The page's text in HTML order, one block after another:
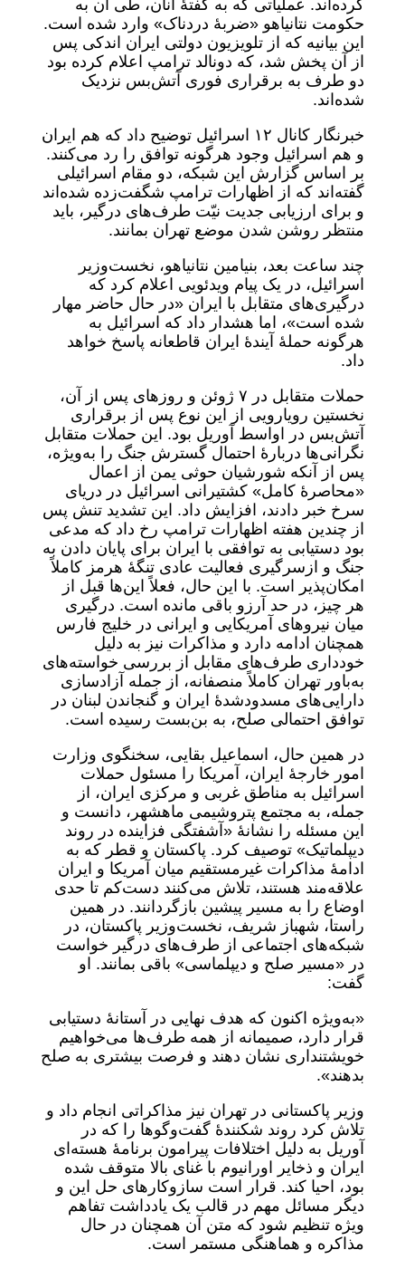
کرده‌اند. عملیاتی که به گفتۀ آنان، طی آن به
حکومت نتانیاهو «ضربۀ دردناک» وارد شده است.
این بیانیه که از تلویزیون دولتی ایران اندکی پس
از آن پخش شد، که دونالد ترامپ اعلام کرده بود
دو طرف به برقراری فوری آتش‌بس نزدیک
شده‌اند.
خبرنگار کانال ۱۲ اسرائیل توضیح داد که هم ایران
و هم اسرائیل وجود هرگونه توافق را رد می‌کنند.
بر اساس گزارش این شبکه، دو مقام اسرائیلی
گفته‌اند که از اظهارات ترامپ شگفت‌زده شده‌اند
و برای ارزیابی جدیت نیّت طرف‌های درگیر، باید
منتظر روشن شدن موضع تهران بمانند.
چند ساعت بعد، بنیامین نتانیاهو، نخست‌وزیر
اسرائیل، در یک پیام ویدئویی اعلام کرد که
درگیری‌های متقابل با ایران «در حال حاضر مهار
شده است»، اما هشدار داد که اسرائیل به
هرگونه حملۀ آیندۀ ایران قاطعانه پاسخ خواهد
داد.
حملات متقابل در ۷ ژوئن و روزهای پس از آن،
نخستین رویارویی از این نوع پس از برقراری
آتش‌بس در اواسط آوریل بود. این حملات متقابل
نگرانی‌ها دربارۀ احتمال گسترش جنگ را به‌ویژه،
پس از آنکه شورشیان حوثی یمن از اعمال
«محاصرۀ کامل» کشتیرانی اسرائیل در دریای
سرخ خبر دادند، افزایش داد. این تشدید تنش پس
از چندین هفته اظهارات ترامپ رخ داد که مدعی
بود دستیابی به توافقی با ایران برای پایان دادن به
جنگ و ازسرگیری فعالیت عادی تنگۀ هرمز کاملاً
امکان‌پذیر است. با این حال، فعلاً این‌ها قبل از
هر چیز، در حد آرزو باقی مانده است. درگیری
میان نیروهای آمریکایی و ایرانی در خلیج فارس
همچنان ادامه دارد و مذاکرات نیز به دلیل
خودداری طرف‌های مقابل از بررسی خواسته‌های
به‌باور تهران کاملاً منصفانه، از جمله آزادسازی
دارایی‌های مسدودشدۀ ایران و گنجاندن لبنان در
توافق احتمالی صلح، به بن‌بست رسیده است.
در همین حال، اسماعیل بقایی، سخنگوی وزارت
امور خارجۀ ایران، آمریکا را مسئول حملات
اسرائیل به مناطق غربی و مرکزی ایران، از
جمله، به مجتمع پتروشیمی ماهشهر، دانست و
این مسئله را نشانۀ «آشفتگی فزاینده در روند
دیپلماتیک» توصیف کرد. پاکستان و قطر که به
ادامۀ مذاکرات غیرمستقیم میان آمریکا و ایران
علاقه‌مند هستند، تلاش می‌کنند دست‌کم تا حدی
اوضاع را به مسیر پیشین بازگردانند. در همین
راستا، شهباز شریف، نخست‌وزیر پاکستان، در
شبکه‌های اجتماعی از طرف‌های درگیر خواست
در «مسیر صلح و دیپلماسی» باقی بمانند. او
گفت:
«به‌ویژه اکنون که هدف نهایی در آستانۀ دستیابی
قرار دارد، صمیمانه از همه طرف‌ها می‌خواهیم
خویشتنداری نشان دهند و فرصت بیشتری به صلح
بدهند».
وزیر پاکستانی در تهران نیز مذاکراتی انجام داد و
تلاش کرد روند شکنندۀ گفت‌وگوها را که در
آوریل به دلیل اختلافات پیرامون برنامۀ هسته‌ای
ایران و ذخایر اورانیوم با غنای بالا متوقف شده
بود، احیا کند. قرار است سازوکارهای حل این و
دیگر مسائل مهم در قالب یک یادداشت تفاهم
ویژه تنظیم شود که متن آن همچنان در حال
مذاکره و هماهنگی مستمر است.